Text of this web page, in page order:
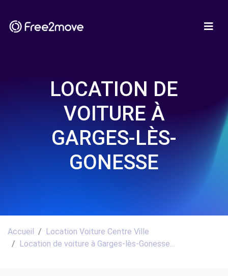
LOCATION DE
VOITURE À
GARGES-LÈS-
GONESSE
Accueil
Location Voiture Centre Ville
Location de voiture à Garges-lès-Gonesse...